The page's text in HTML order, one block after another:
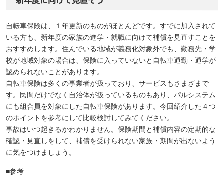
自転車保険は、１年更新のものがほとんどです。すでに加入されて
いる方も、新年度の家族の進学・就職に向けて補償を見直すことを
おすすめします。住んでいる地域が義務化対象外でも、勤務先・学
校が地域対象の場合は、保険に入っていないと自転車通勤・通学が
認められないことがあります。
自転車保険は多くの事業者が扱っており、サービスもさまざまで
す。民間だけでなく自治体が扱っているものもあり、パルシステム
にも組合員を対象にした自転車保険があります。今回紹介した４つ
のポイントを参考にして比較検討してみてください。
事故はいつ起きるかわかりません。保険期間と補償内容の定期的な
確認・見直しをして、補償を受けられない家族・期間が出ないよう
に気をつけましょう。
■参考